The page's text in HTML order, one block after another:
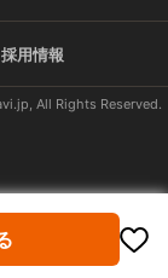
採用情報
All Rights Reserved.